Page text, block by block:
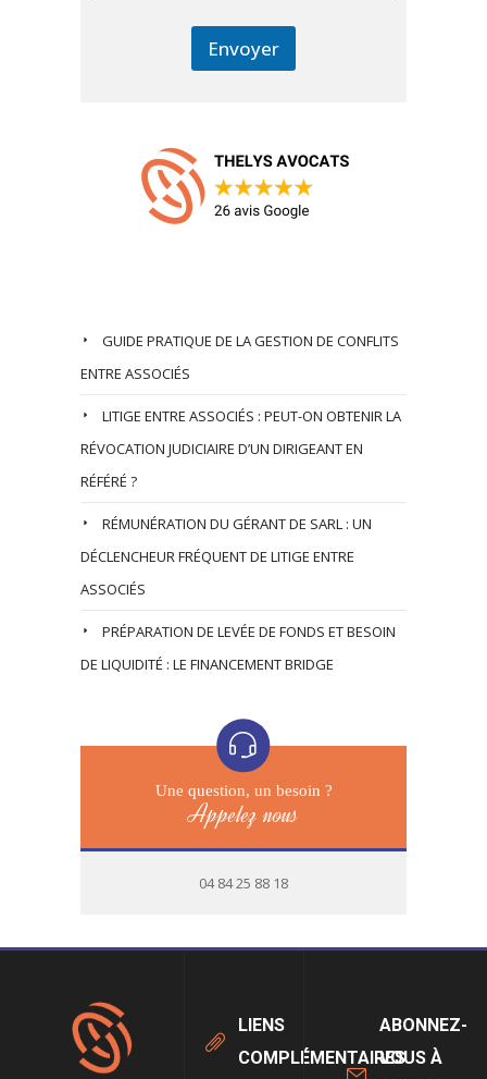
Envoyer
GUIDE PRATIQUE DE LA GESTION DE CONFLITS
ENTRE ASSOCIÉS
LITIGE ENTRE ASSOCIÉS : PEUT-ON OBTENIR LA
RÉVOCATION JUDICIAIRE D’UN DIRIGEANT EN
RÉFÉRÉ ?
RÉMUNÉRATION DU GÉRANT DE SARL : UN
DÉCLENCHEUR FRÉQUENT DE LITIGE ENTRE
ASSOCIÉS
PRÉPARATION DE LEVÉE DE FONDS ET BESOIN
DE LIQUIDITÉ : LE FINANCEMENT BRIDGE
Une question, un besoin ?
Appelez nous
04 84 25 88 18
LIENS
COMPLÉMENTAIRES
ABONNEZ-
VOUS À